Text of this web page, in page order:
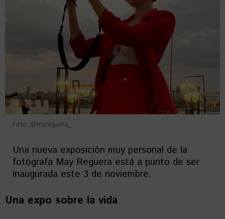
Foto: @myreguera_
Una nueva exposición muy personal de la
fotógrafa May Reguera está a punto de ser
inaugurada este 3 de noviembre.
Una expo sobre la vida